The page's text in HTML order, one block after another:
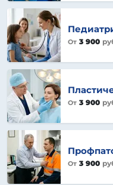
От 3 900
От 3 900
От 3 900